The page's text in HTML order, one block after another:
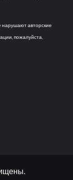
авторские
пожалуйста,